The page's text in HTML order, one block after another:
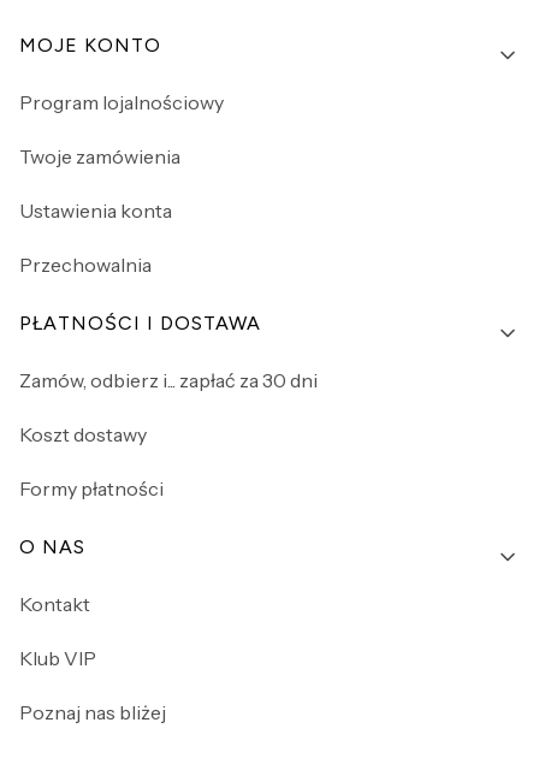
Linki w stopce
MOJE KONTO
Program lojalnościowy
Twoje zamówienia
Ustawienia konta
Przechowalnia
PŁATNOŚCI I DOSTAWA
Zamów, odbierz i... zapłać za 30 dni
Koszt dostawy
Formy płatności
O NAS
Kontakt
Klub VIP
Poznaj nas bliżej